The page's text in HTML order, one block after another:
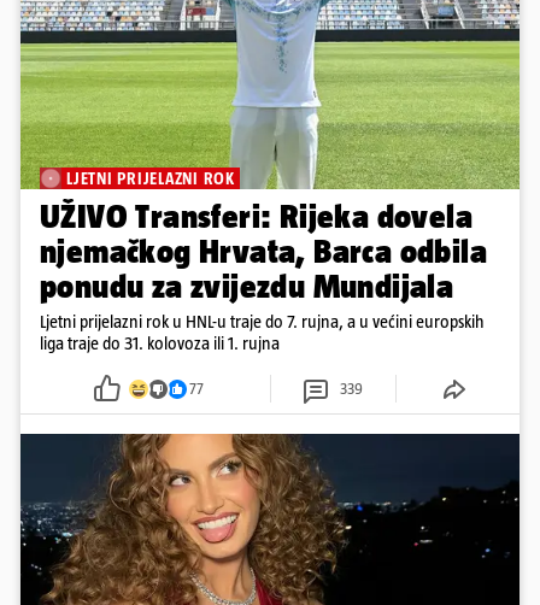
LJETNI PRIJELAZNI ROK
UŽIVO Transferi: Rijeka dovela
njemačkog Hrvata, Barca odbila
ponudu za zvijezdu Mundijala
Ljetni prijelazni rok u HNL-u traje do 7. rujna, a u većini europskih
liga traje do 31. kolovoza ili 1. rujna
77 339